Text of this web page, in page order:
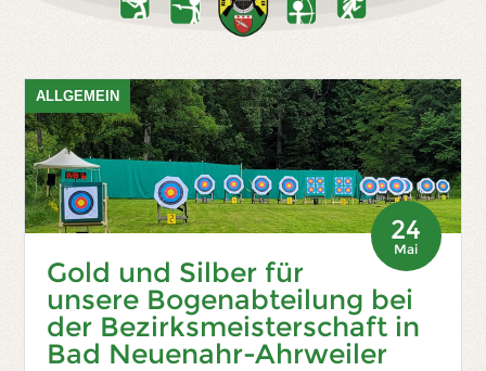
ALLGEMEIN
24
Mai
Gold und Silber für
unsere Bogenabteilung bei
der Bezirksmeisterschaft in
Bad Neuenahr-Ahrweiler